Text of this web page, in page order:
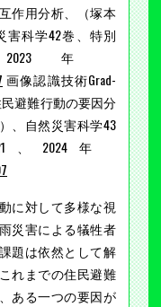
作用分析、（塚本
科学42巻、特別
2023年
画像認識技術Grad-
避難行動の要因分
、自然災害科学43
、2024年
に対して多様な視
災害による犠牲者
題は依然として解
れまでの住民避難
ある一つの要因が